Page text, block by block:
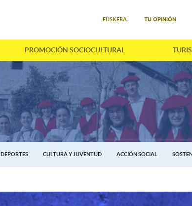
EUSKERA TU OPINIÓN
PROMOCIÓN SOCIOCULTURAL
DEPORTES CULTURA Y JUVENTUD ACCIÓN SOCIAL